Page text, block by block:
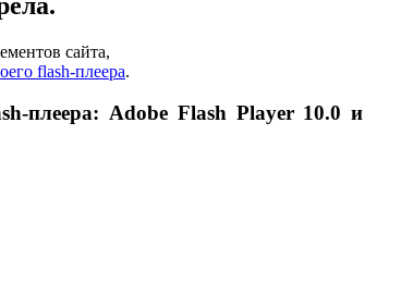
сайта,
flash-плеера.
плеера: Adobe Flash Player 10.0 и